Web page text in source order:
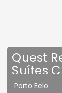
Quest
Suítes
Porto Belo